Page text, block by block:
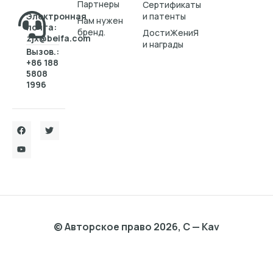
Электронная
почта:
zjx@beifa.com
Вызов.:
+86 188
5808
1996
Партнеры
Нам нужен
бренд.
Cертификаты
и патенты
ДостиЖениЯ
и награды
© Авторское право 2026, C — Kav